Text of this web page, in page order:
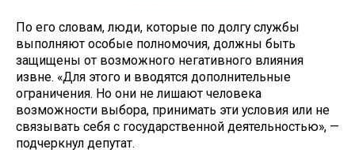
По его словам, люди, которые по долгу службы
выполняют особые полномочия, должны быть
защищены от возможного негативного влияния
извне. «Для этого и вводятся дополнительные
ограничения. Но они не лишают человека
возможности выбора, принимать эти условия или не
связывать себя с государственной деятельностью», —
подчеркнул депутат.